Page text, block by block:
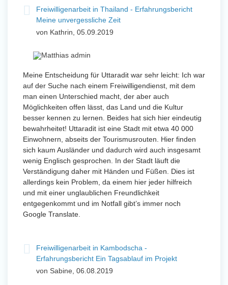
Freiwilligenarbeit in Thailand - Erfahrungsbericht
Meine unvergessliche Zeit
von Kathrin, 05.09.2019
Meine Entscheidung für Uttaradit war sehr leicht: Ich war
auf der Suche nach einem Freiwilligendienst, mit dem
man einen Unterschied macht, der aber auch
Möglichkeiten offen lässt, das Land und die Kultur
besser kennen zu lernen. Beides hat sich hier eindeutig
bewahrheitet! Uttaradit ist eine Stadt mit etwa 40 000
Einwohnern, abseits der Tourismusrouten. Hier finden
sich kaum Ausländer und dadurch wird auch insgesamt
wenig Englisch gesprochen. In der Stadt läuft die
Verständigung daher mit Händen und Füßen. Dies ist
allerdings kein Problem, da einem hier jeder hilfreich
und mit einer unglaublichen Freundlichkeit
entgegenkommt und im Notfall gibt’s immer noch
Google Translate.
Freiwilligenarbeit in Kambodscha -
Erfahrungsbericht Ein Tagsablauf im Projekt
von Sabine, 06.08.2019